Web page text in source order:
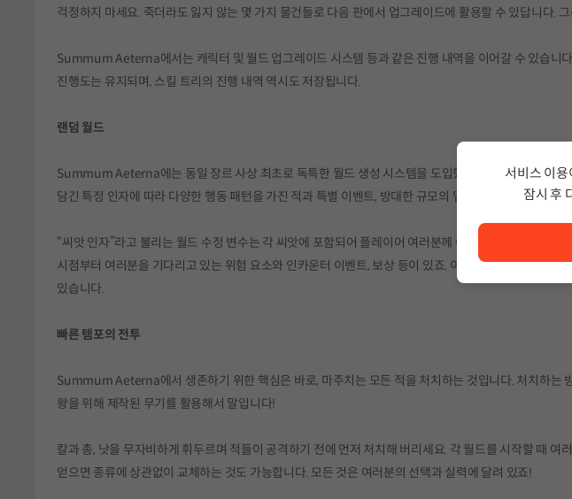
걱정하지 마세요. 죽더라도 잃지 않는 몇 가지 물건들로 다음 판에서 업그레이드에 활용할 수 있답니다.
Summum Aeterna에서는 캐릭터 및 월드 업그레이드 시스템 등과 같은 진행 내역을 이어갈 수 있습니
진행도는 유지되며, 스킬 트리의 진행 내역 역시도 저장됩니다.
랜덤 월드
Summum Aeterna에는 동일 장르 사상 최초로 독특한 월드 생성 시스템을 도입했습니다. 일명, 시드 메
담긴 특정 인자에 따라 다양한 행동 패턴을 가진 적과 특별 이벤트, 방대한 규모의 맵 등이 달라지는 독특한
“씨앗 인자”라고 불리는 월드 수정 변수는 각 씨앗에 포함되어 플레이어 여러분께 이로운 요소와 해로운
시점부터 여러분을 기다리고 있는 위험 요소와 인카운터 이벤트, 보상 등이 있죠. 이에 따라 여러분은 자
있습니다.
빠른 템포의 전투
Summum Aeterna에서 생존하기 위한 핵심은 바로, 마주치는 모든 적을 처치하는 것입니다. 처치하는
왕을 위해 제작된 무기를 활용해서 말입니다!
칼과 총, 낫을 무자비하게 휘두르며 적들이 공격하기 전에 먼저 처치해 버리세요. 각 월드를 시작할 때 여
얻으면 종류에 상관없이 교체하는 것도 가능합니다. 모든 것은 여러분의 선택과 실력에 달려 있죠!
서비스 이
잠시 후